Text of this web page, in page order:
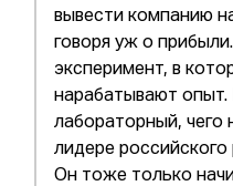
вывести компанию
говоря уж о
эксперимент, в
нарабатывают
лабораторный, чего
лидере
Он тоже только